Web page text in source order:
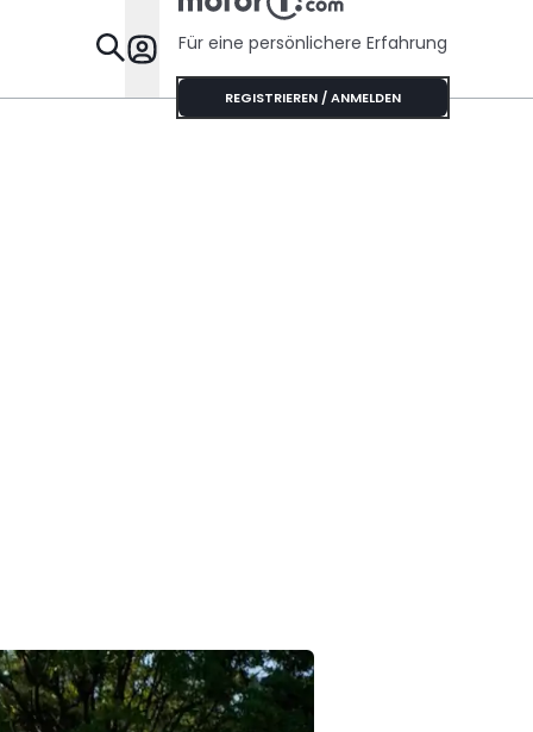
Specials
Für eine persönlichere Erfahrung
REGISTRIEREN / ANMELDEN